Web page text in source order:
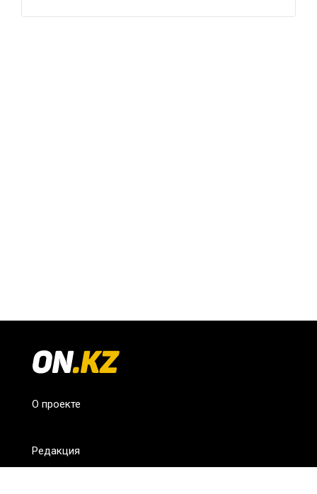
О проекте
Редакция